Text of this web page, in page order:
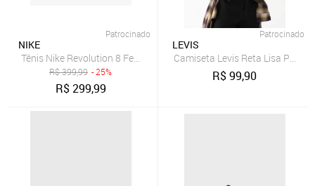
Patrocinado
NIKE
Tênis Nike Revolution 8 Feminino
R$399,99 - 25%
R$299,99
Patrocinado
LEVIS
Camiseta Levis Reta Lisa Preta
R$99,90